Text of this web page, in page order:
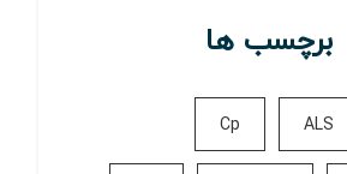
برچسب ها
ALS
Cp